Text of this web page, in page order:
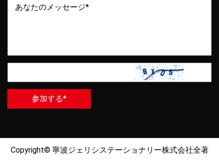
Copyright© 寧波ジェリシステーショナリー株式会社全著